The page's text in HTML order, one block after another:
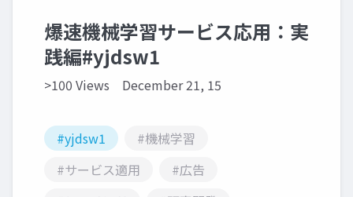
爆速機械学習サービス応用：実
践編#yjdsw1
>100 Views December 21, 15
#yjdsw1
#機械学習
#サービス適用
#広告